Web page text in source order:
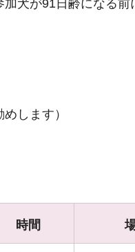
犬が91日齢になる
します）
時間